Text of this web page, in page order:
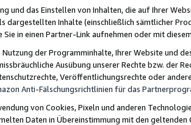
und das Einstellen von Inhalten, die auf Ihrer
dargestellten Inhalte (einschließlich sämtlicher
Sie in einen Partner-Link aufnehmen oder mit
Nutzung der Programminhalte, Ihrer Website und
Ausübung unserer Rechte bzw. der
Veröffentlichungsrechte oder
Anti-Fälschungsrichtlinien für das
von Cookies, Pixeln und anderen
Daten in Übereinstimmung mit den